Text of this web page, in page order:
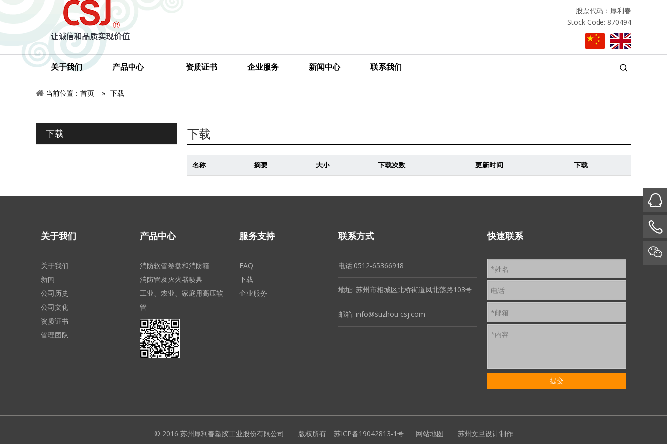
股票代码：厚利春
Stock Code: 870494
关于我们 产品中心 资质证书 企业服务 新闻中心 联系我们
当前位置： 首页 » 下载
下载 下载
名称 摘要 大小 下载次数 更新时间 下载
关于我们
关于我们
新闻
公司历史
公司文化
资质证书
管理团队
产品中心
消防软管卷盘和消防箱
消防管及灭火器喷具
工业、农业、家庭用高压软
管
服务支持
FAQ
下载
企业服务
联系方式
电话:0512-65366918
地址: 苏州市相城区北桥街道凤北荡路103号
邮箱: info@suzhou-csj.com
快速联系
© 2016 苏州厚利春塑胶工业股份有限公司 版权所有 苏ICP备19042813-1号 网站地图 苏州文旦设计制作